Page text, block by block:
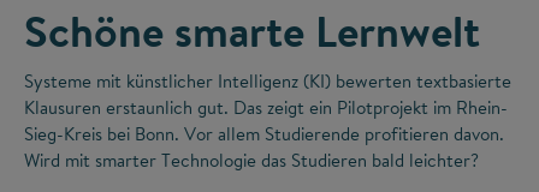
Schöne smarte Lernwelt
Systeme mit künstlicher Intelligenz (KI) bewerten textbasierte
Klausuren erstaunlich gut. Das zeigt ein Pilotprojekt im Rhein-
Sieg-Kreis bei Bonn. Vor allem Studierende profitieren davon.
Wird mit smarter Technologie das Studieren bald leichter?